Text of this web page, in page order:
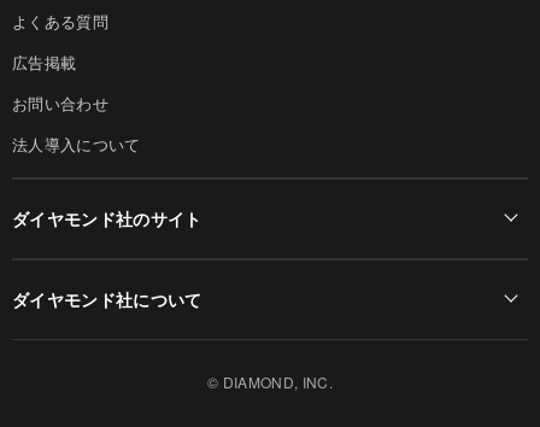
よくある質問
広告掲載
お問い合わせ
法人導入について
ダイヤモンド社のサイト
ダイヤモンド社について
© DIAMOND, INC.